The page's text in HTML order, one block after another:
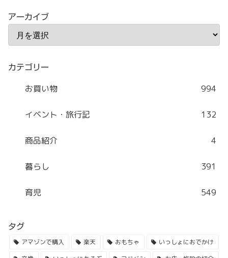
アーカイブ
カテゴリー
お買い物 994
イベント・旅行記 132
商品紹介 4
暮らし 391
育児 549
タグ
アマゾンで購入 楽天 おもちゃ
いっしょにおでかけ